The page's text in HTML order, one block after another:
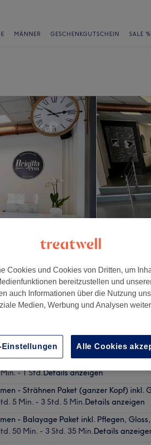
MÄNNER GESCHENKGUTSCHEIN SALE %
Details anzeigen
- Waschen, Schneiden, Pflegen &
- 1 Std.Details anzeigen
- Strähnen Paket (ganzer Kopf) inkl.
5 Min. - 3 Std. 5 Min.Details anzeigen
- Balayage Paket inkl. Pflegen,
50 Min. - 3 Std. 35 Min.Details
Cookies und Cookies von Dritten, um
bereitzustellen und
auch Informationen über die Nutzung
Medien, Werbung und Analysen
Alle Cookies